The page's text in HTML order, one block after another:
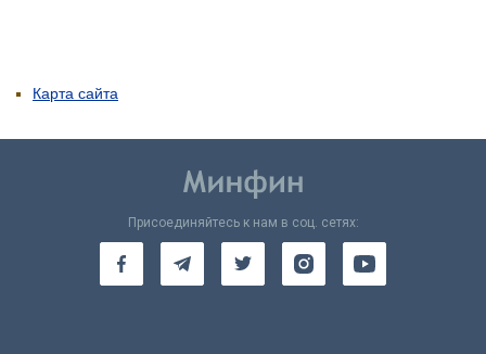
Карта сайта
Присоединяйтесь к нам в соц. сетях: